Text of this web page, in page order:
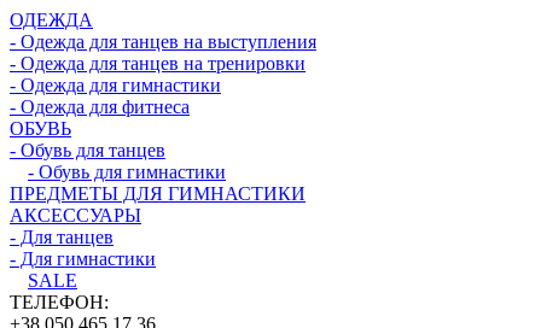
ОДЕЖДА
- Одежда для танцев на выступления
- Одежда для танцев на тренировки
- Одежда для гимнастики
- Одежда для фитнеса
ОБУВЬ
- Обувь для танцев
- Обувь для гимнастики
ПРЕДМЕТЫ ДЛЯ ГИМНАСТИКИ
АКСЕССУАРЫ
- Для танцев
- Для гимнастики
SALE
ТЕЛЕФОН:
+38 050 465 17 36,